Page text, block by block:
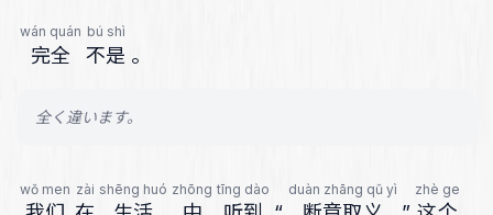
wán quán
完全
bú shì
不是 。
全く違います。
wǒ men zài shēng huó zhōng tīng dào duàn zhāng qǔ yì zhè ge